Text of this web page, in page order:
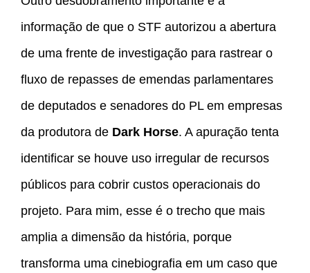
informação de que o STF autorizou a abertura
de uma frente de investigação para rastrear o
fluxo de repasses de emendas parlamentares
de deputados e senadores do PL em empresas
da produtora de Dark Horse. A apuração tenta
identificar se houve uso irregular de recursos
públicos para cobrir custos operacionais do
projeto. Para mim, esse é o trecho que mais
amplia a dimensão da história, porque
transforma uma cinebiografia em um caso que